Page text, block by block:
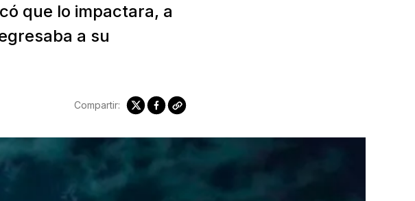
que lo impactara, a
a su
Compartir: